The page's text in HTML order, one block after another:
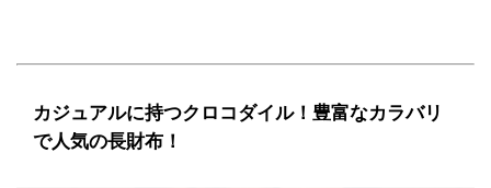
カジュアルに持つクロコダイル！豊富なカラバリ
で人気の長財布！